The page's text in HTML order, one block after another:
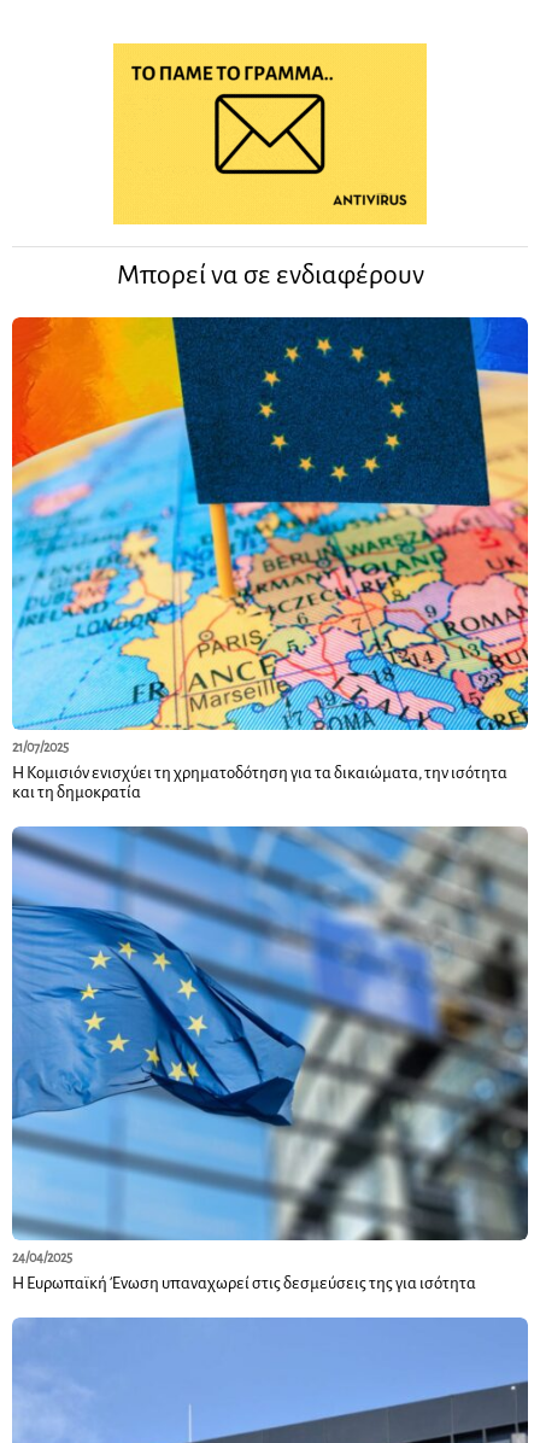
Μπορεί να σε ενδιαφέρουν
21/07/2025
Η Κομισιόν ενισχύει τη χρηματοδότηση για τα δικαιώματα, την ισότητα
και τη δημοκρατία
24/04/2025
Η Ευρωπαϊκή Ένωση υπαναχωρεί στις δεσμεύσεις της για ισότητα